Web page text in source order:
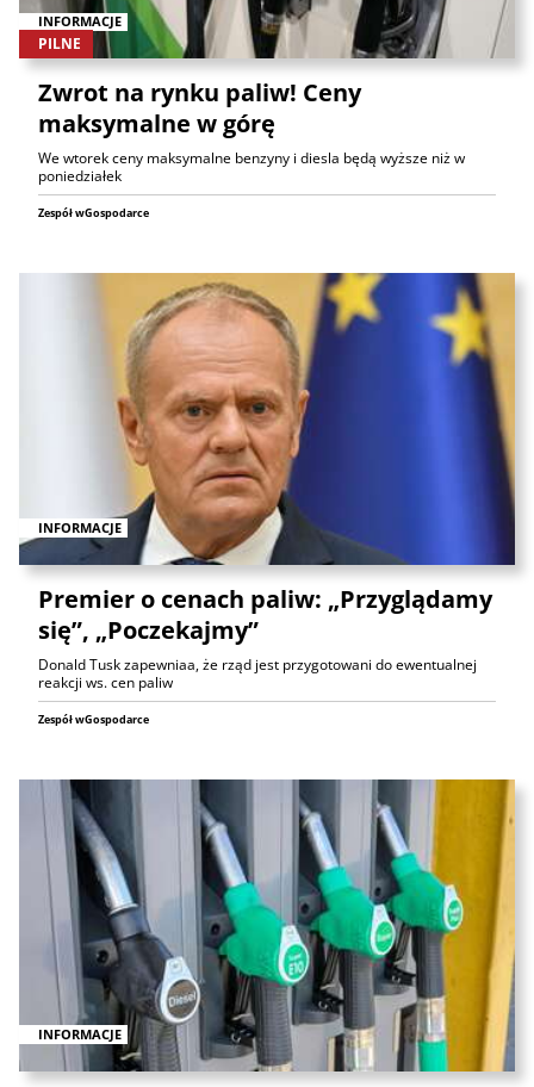
INFORMACJE
PILNE
Zwrot na rynku paliw! Ceny
maksymalne w górę
We wtorek ceny maksymalne benzyny i diesla będą wyższe niż w
poniedziałek
Zespół wGospodarce
INFORMACJE
Premier o cenach paliw: „Przyglądamy
się”, „Poczekajmy”
Donald Tusk zapewniaa, że rząd jest przygotowani do ewentualnej
reakcji ws. cen paliw
Zespół wGospodarce
INFORMACJE